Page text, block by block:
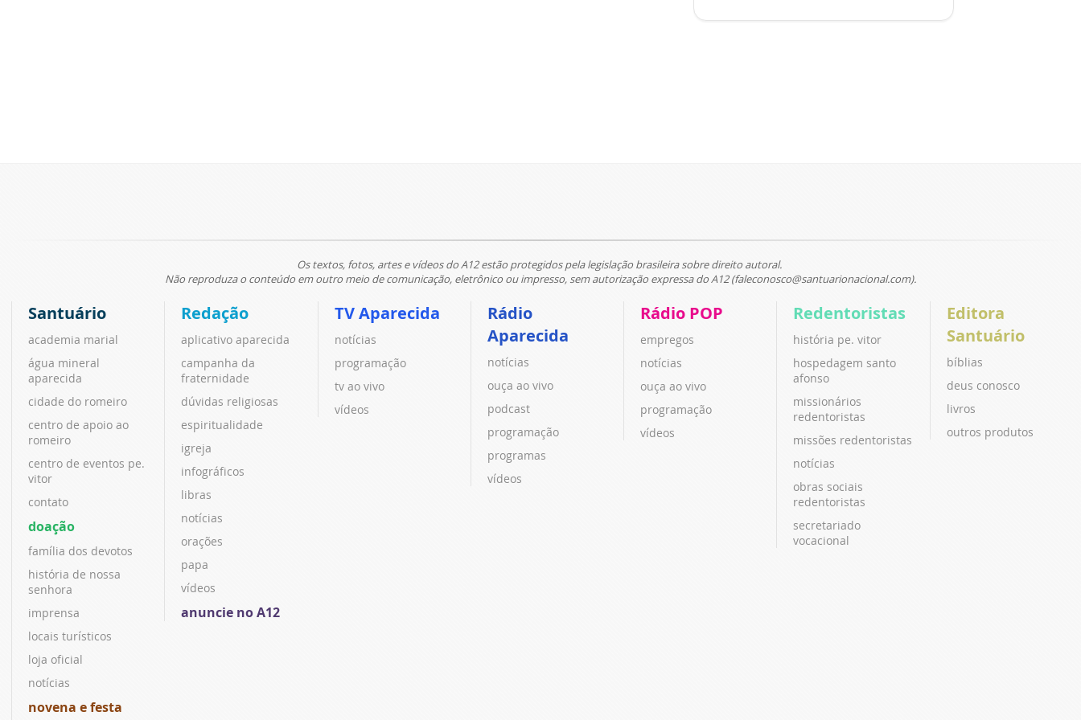
Os textos, fotos, artes e vídeos do A12 estão protegidos pela legislação brasileira sobre direito autoral.
Não reproduza o conteúdo em outro meio de comunicação, eletrônico ou impresso, sem autorização expressa do A12 (faleconosco@santuarionacional.com).
Santuário
academia marial
água mineral
aparecida
cidade do romeiro
centro de apoio ao
romeiro
centro de eventos pe.
vitor
contato
doação
família dos devotos
história de nossa
senhora
imprensa
locais turísticos
loja oficial
notícias
novena e festa
Redação
aplicativo aparecida
campanha da
fraternidade
dúvidas religiosas
espiritualidade
igreja
infográficos
libras
notícias
orações
papa
vídeos
anuncie no A12
TV Aparecida
notícias
programação
tv ao vivo
vídeos
Rádio
Aparecida
notícias
ouça ao vivo
podcast
programação
programas
vídeos
Rádio POP
empregos
notícias
ouça ao vivo
programação
vídeos
Redentoristas
história pe. vitor
hospedagem santo
afonso
missionários
redentoristas
missões redentoristas
notícias
obras sociais
redentoristas
secretariado
vocacional
Editora
Santuário
bíblias
deus conosco
livros
outros produtos